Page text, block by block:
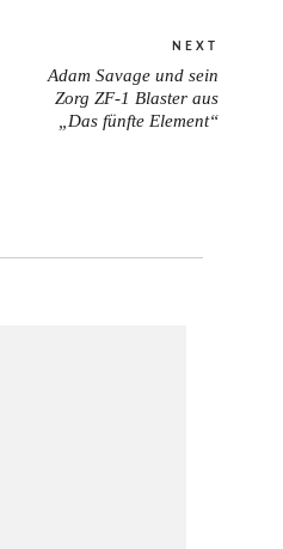
NEXT
POST:
Adam Savage und sein
Zorg ZF-1 Blaster aus
„Das fünfte Element“